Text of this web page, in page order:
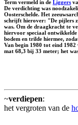
Term vermeld in de Liggers
De verdichting was
Oosterschelde. Het
schrijft hierover: "De pijlers
was. Om de draagkracht te
hiervoor speciaal
bodem en trilde hiermee,
Van begin 1980 tot eind
mat 68,3 bij 33 meter; het
~verdiepen:
het vergroten van de